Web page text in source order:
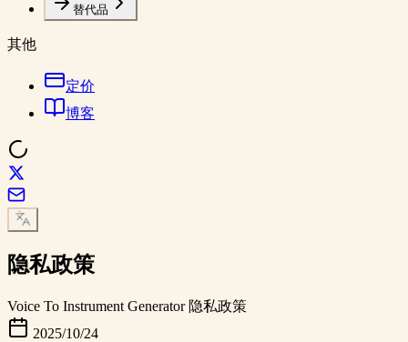
替代品
其他
定价
博客
隐私政策
Voice To Instrument Generator 隐私政策
2025/10/24